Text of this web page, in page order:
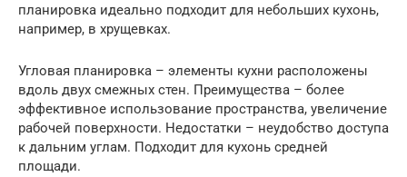
планировка идеально подходит для небольших кухонь,
например, в хрущевках.
Угловая планировка – элементы кухни расположены
вдоль двух смежных стен. Преимущества – более
эффективное использование пространства, увеличение
рабочей поверхности. Недостатки – неудобство доступа
к дальним углам. Подходит для кухонь средней
площади.